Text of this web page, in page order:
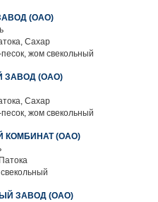
(ОАО)
Сахар
жом свекольный
ЗАВОД (ОАО)
Сахар
жом свекольный
КОМБИНАТ (ОАО)
ЗАВОД (ОАО)